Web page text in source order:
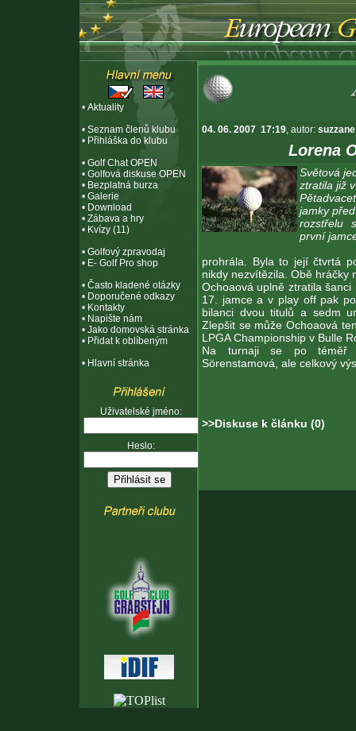
• Aktuality
• Seznam členů klubu
• Přihláška do klubu
• Golf Chat OPEN
• Golfová diskuse OPEN
• Bezplatná burza
• Galerie
• Download
• Zábava a hry
• Kvízy (11)
• Golfový zpravodaj
• E- Golf Pro shop
• Často kladené otázky
• Doporučené odkazy
• Kontakty
• Napište nám
• Jako domovská stránka
• Přidat k oblíbeným
• Hlavní stránka
Uživatelské jméno:
Heslo:
04. 06. 2007 17:19, autor: suzzane
Lorena
Světová
ztratila již
jamky
rozstřelu
první
prohrála. Byla to její čtvrtá
nikdy nezvítězila. Obě hráčky
Ochoaová uplně ztratila
17. jamce a v play off pak
bilanci dvou titulů a sedm
Zlepšit se může Ochoaová
LPGA Championship v Bulle
Na turnaji se po téměř
Sörenstamová, ale celkový
>>Diskuse k článku (0)